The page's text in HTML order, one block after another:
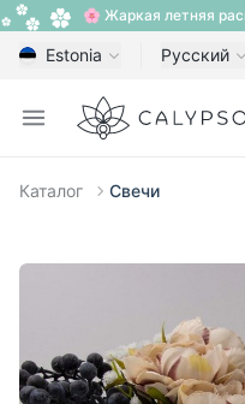
🌸 Жаркая летняя
Estonia Русский
Open menu
Calypso
Каталог Свечи